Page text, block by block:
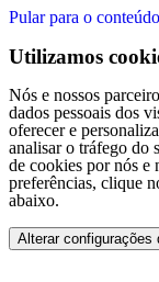
Pular para o
Utilizamos
Nós e nossos
dados pessoais dos
oferecer e
analisar o tráfego do
de cookies por nós e
preferências, clique
abaixo.
Alterar configurações